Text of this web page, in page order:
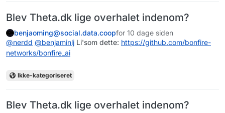
Blev Theta.dk lige overhalet indenom?
benjaoming@social.data.coopfor 10 dage siden
@nerdd @benjaminlj Li'som dette: https://github.com/bonfire-
networks/bonfire_ai
Ikke-kategoriseret
Blev Theta.dk lige overhalet indenom?